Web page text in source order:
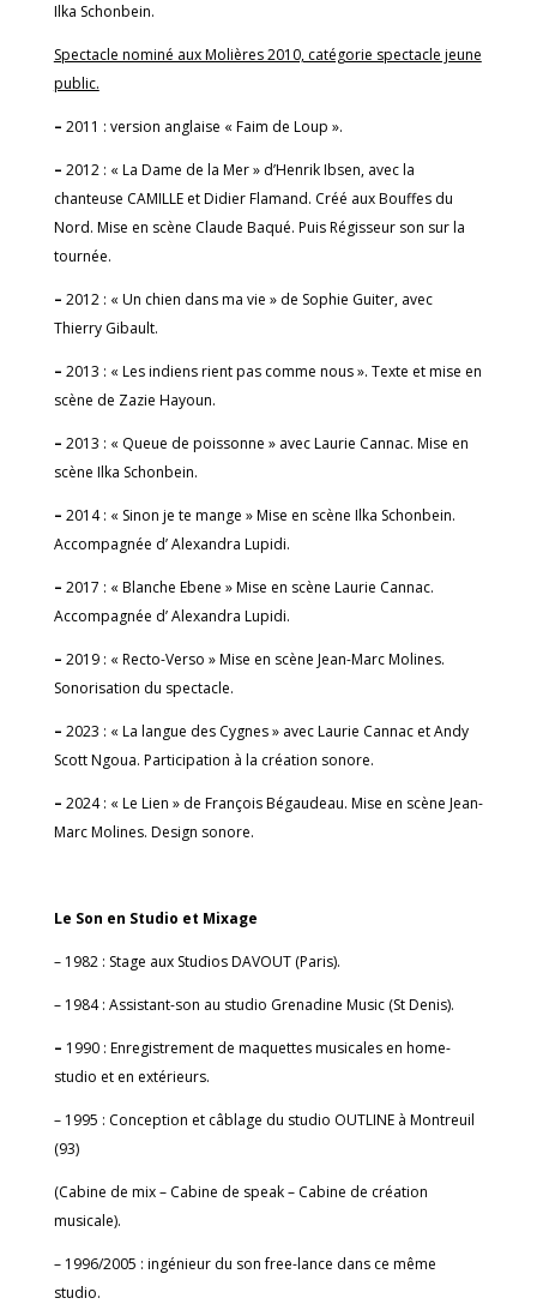
Ilka Schonbein.
Spectacle nominé aux Molières 2010, catégorie spectacle jeune
public.
– 2011 : version anglaise « Faim de Loup ».
– 2012 : « La Dame de la Mer » d’Henrik Ibsen, avec la
chanteuse CAMILLE et Didier Flamand. Créé aux Bouffes du
Nord. Mise en scène Claude Baqué. Puis Régisseur son sur la
tournée.
– 2012 : « Un chien dans ma vie » de Sophie Guiter, avec
Thierry Gibault.
– 2013 : « Les indiens rient pas comme nous ». Texte et mise en
scène de Zazie Hayoun.
– 2013 : « Queue de poissonne » avec Laurie Cannac. Mise en
scène Ilka Schonbein.
– 2014 : « Sinon je te mange » Mise en scène Ilka Schonbein.
Accompagnée d’ Alexandra Lupidi.
– 2017 : « Blanche Ebene » Mise en scène Laurie Cannac.
Accompagnée d’ Alexandra Lupidi.
– 2019 : « Recto-Verso » Mise en scène Jean-Marc Molines.
Sonorisation du spectacle.
– 2023 : « La langue des Cygnes » avec Laurie Cannac et Andy
Scott Ngoua. Participation à la création sonore.
– 2024 : « Le Lien » de François Bégaudeau. Mise en scène Jean-
Marc Molines. Design sonore.
Le Son en Studio et Mixage
– 1982 : Stage aux Studios DAVOUT (Paris).
– 1984 : Assistant-son au studio Grenadine Music (St Denis).
– 1990 : Enregistrement de maquettes musicales en home-
studio et en extérieurs.
– 1995 : Conception et câblage du studio OUTLINE à Montreuil
(93)
(Cabine de mix – Cabine de speak – Cabine de création
musicale).
– 1996/2005 : ingénieur du son free-lance dans ce même
studio.